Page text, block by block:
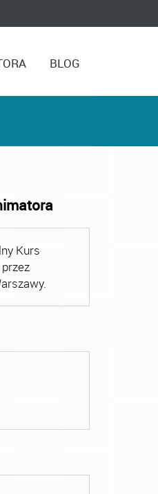
BLOG
Warszawa
Kurs